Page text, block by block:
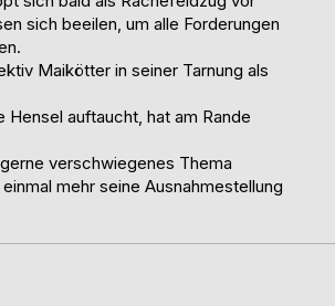
sich beeilen, um alle Forderungen
Maikötter in seiner Tarnung als
auftaucht, hat am Rande
verschwiegenes Thema
mehr seine Ausnahmestellung